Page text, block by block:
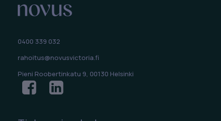
0400 339 032
rahoitus@novusvictoria.fi
Pieni Roobertinkatu 9, 00130 Helsinki